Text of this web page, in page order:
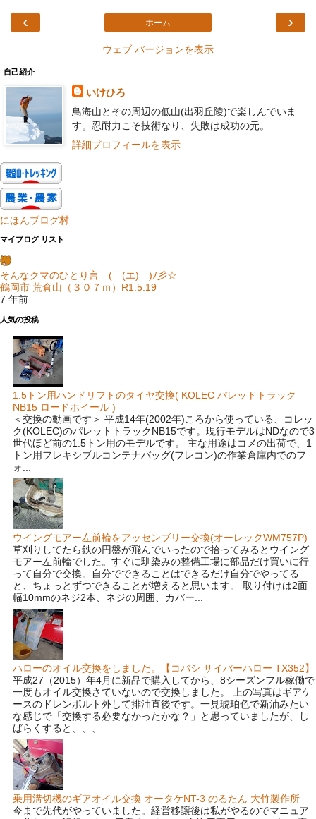
‹ ›
ホーム
ウェブ バージョンを表示
自己紹介
いけひろ
鳥海山とその周辺の低山(出羽丘陵)で楽しんでいま
す。忍耐力こそ技術なり、失敗は成功の元。
詳細プロフィールを表示
にほんブログ村
マイブログ リスト
そんなクマのひとり言 (￣(エ)￣)ﾉ彡☆
鶴岡市 荒倉山（３０７ｍ）R1.5.19
7 年前
人気の投稿
1.5トン用ハンドリフトのタイヤ交換( KOLEC パレットトラック
NB15 ロードホイール )
＜交換の動画です＞ 平成14年(2002年)ころから使っている、コレッ
ク(KOLEC)のパレットトラックNB15です。現行モデルはNDなので3
世代ほど前の1.5トン用のモデルです。 主な用途はコメの出荷で、1
トン用フレキシブルコンテナバッグ(フレコン)の作業倉庫内でのフ
ォ...
ウイングモアー左前輪をアッセンブリー交換(オーレックWM757P)
草刈りしてたら鉄の円盤が飛んでいったので拾ってみるとウイング
モアー左前輪でした。すぐに馴染みの整備工場に部品だけ買いに行
って自分で交換。自分でできることはできるだけ自分でやってる
と、ちょっとずつできることが増えると思います。 取り付けは2面
幅10mmのネジ2本、ネジの周囲、カバー...
ハローのオイル交換をしました。【コバシ サイバーハロー TX352】
平成27（2015）年4月に新品で購入してから、8シーズンフル稼働で
一度もオイル交換さていないので交換しました。 上の写真はギアケ
ースのドレンボルト外して排油直後です。一見琥珀色で新油みたい
な感じで「交換する必要なかったかな？」と思っていましたが、し
ばらくすると、、、
乗用溝切機のギアオイル交換 オータケNT-3 のるたん 大竹製作所
今まで先代がやっていました。経営移譲後は私がやるのでマニュア